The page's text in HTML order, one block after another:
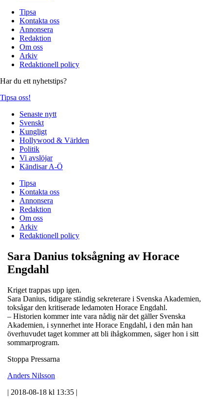
Tipsa
Kontakta oss
Annonsera
Redaktion
Om oss
Arkiv
Redaktionell policy
Har du ett nyhetstips?
Tipsa oss!
Senaste nytt
Svenskt
Kungligt
Hollywood & Världen
Politik
Vi avslöjar
Kändisar A-Ö
Tipsa
Kontakta oss
Annonsera
Redaktion
Om oss
Arkiv
Redaktionell policy
Sara Danius toksågning av Horace
Engdahl
Kriget trappas upp igen.
Sara Danius, tidigare ständig sekreterare i Svenska Akademien,
toksågar den kritiserade ledamoten Horace Engdahl.
– Historien kommer inte vara nådig när det gäller Svenska
Akademien, i synnerhet inte Horace Engdahl, i den mån han
överhuvudet taget kommer att bli ihågkommen, säger hon i sitt
sommarprogram.
Stoppa Pressarna
Anders Nilsson
| 2018-08-18 kl 13:35 |